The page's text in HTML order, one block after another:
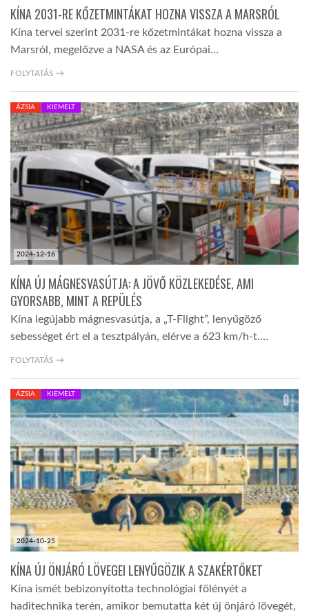
LINKTR.EE
GLOBOZSARU
DOBRAVERO.HU
LATIMO.HU
GLOBOBOOK
KÍNA 2031-RE KŐZETMINTÁKAT HOZNA VISSZA A MARSRÓL
Kína tervei szerint 2031-re kőzetmintákat hozna vissza a
Marsról, megelőzve a NASA és az Európai…
FOLYTATÁS →
2024-12-16
ÁZSIA KIEMELT
KÍNA ÚJ MÁGNESVASÚTJA: A JÖVŐ KÖZLEKEDÉSE, AMI
GYORSABB, MINT A REPÜLÉS
Kína legújabb mágnesvasútja, a „T-Flight”, lenyűgöző
sebességet ért el a tesztpályán, elérve a 623 km/h-t.…
FOLYTATÁS →
2024-10-25
ÁZSIA KIEMELT
KÍNA ÚJ ÖNJÁRÓ LÖVEGEI LENYŰGÖZIK A SZAKÉRTŐKET
Kína ismét bebizonyította technológiai fölényét a
haditechnika terén, amikor bemutatta két új önjáró lövegét,